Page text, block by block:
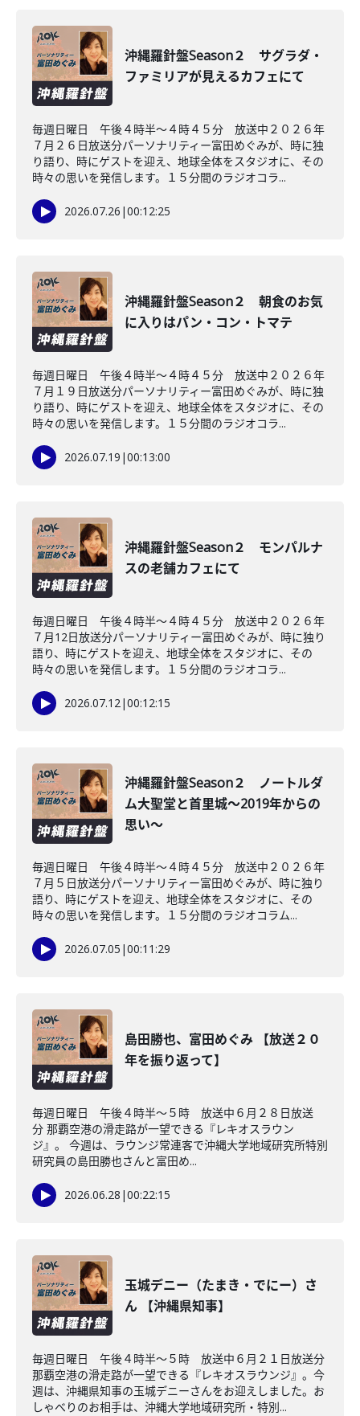
沖縄羅針盤Season２ サグラダ・
ファミリアが見えるカフェにて
毎週日曜日 午後４時半～４時４５分 放送中２０２６年
７月２６日放送分パーソナリティー富田めぐみが、時に独
り語り、時にゲストを迎え、地球全体をスタジオに、その
時々の思いを発信します。１５分間のラジオコラ...
2026.07.26 |00:12:25
沖縄羅針盤Season２ 朝食のお気
に入りはパン・コン・トマテ
毎週日曜日 午後４時半～４時４５分 放送中２０２６年
７月１９日放送分パーソナリティー富田めぐみが、時に独
り語り、時にゲストを迎え、地球全体をスタジオに、その
時々の思いを発信します。１５分間のラジオコラ...
2026.07.19 |00:13:00
沖縄羅針盤Season２ モンパルナ
スの老舗カフェにて
毎週日曜日 午後４時半～４時４５分 放送中２０２６年
７月12日放送分パーソナリティー富田めぐみが、時に独り
語り、時にゲストを迎え、地球全体をスタジオに、その
時々の思いを発信します。１５分間のラジオコラ...
2026.07.12|00:12:15
沖縄羅針盤Season２ ノートルダ
ム大聖堂と首里城～2019年からの
思い～
毎週日曜日 午後４時半～４時４５分 放送中２０２６年
７月５日放送分パーソナリティー富田めぐみが、時に独り
語り、時にゲストを迎え、地球全体をスタジオに、その
時々の思いを発信します。１５分間のラジオコラム...
2026.07.05 |00:11:29
島田勝也、富田めぐみ 【放送２０
年を振り返って】
毎週日曜日 午後４時半～５時 放送中６月２８日放送
分 那覇空港の滑走路が一望できる『レキオスラウン
ジ』。 今週は、ラウンジ常連客で沖縄大学地域研究所特別
研究員の島田勝也さんと富田め...
2026.06.28 |00:22:15
玉城デニー（たまき・でにー）さ
ん 【沖縄県知事】
毎週日曜日 午後４時半～５時 放送中６月２１日放送分
那覇空港の滑走路が一望できる『レキオスラウンジ』。今
週は、沖縄県知事の玉城デニーさんをお迎えしました。お
しゃべりのお相手は、沖縄大学地域研究所・特別...